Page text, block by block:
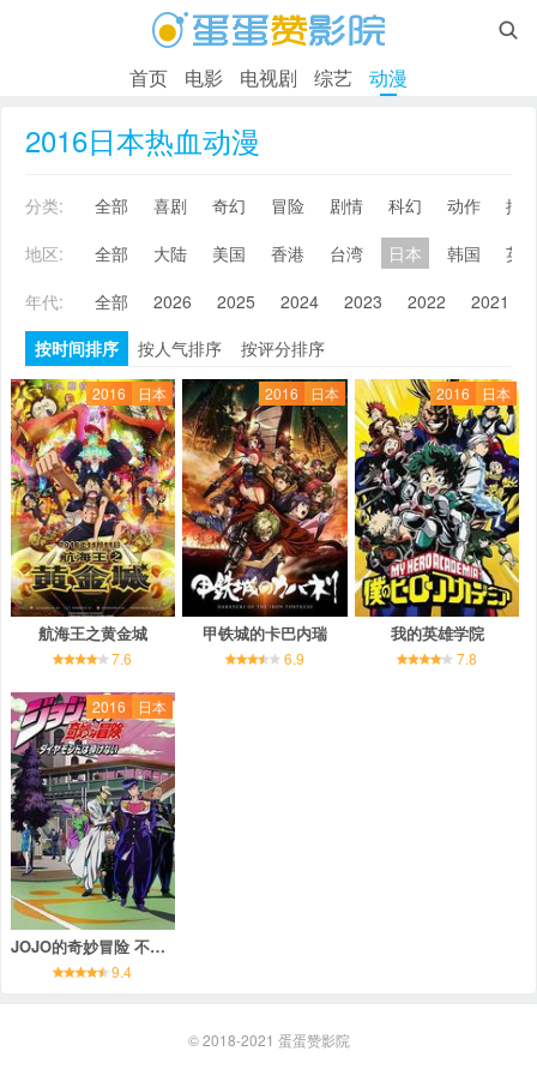

首页 电影 电视剧 综艺 动漫
2016日本热血动漫
分类: 全部 喜剧 奇幻 冒险 剧情 科幻 动作
搞
地区:
全部 大陆 美国 香港 台湾 日本 韩国
英
年代:
全部 2026 2025 2024 2023 2022 2021
按时间排序
按人气排序 按评分排序
2016 日本
航海王之黄金城
7.6
2016 日本
甲铁城的卡巴内瑞
6.9
2016 日本
我的英雄学院
7.8
2016 日本
JOJO的奇妙冒险 不灭钻石
9.4
© 2018-2021 蛋蛋赞影院